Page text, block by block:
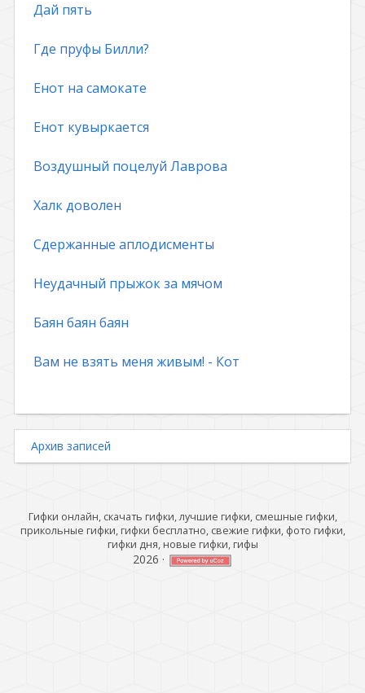
Дай пять
Где пруфы Билли?
Енот на самокате
Енот кувыркается
Воздушный поцелуй Лаврова
Халк доволен
Сдержанные аплодисменты
Неудачный прыжок за мячом
Баян баян баян
Вам не взять меня живым! - Кот
Архив записей
Гифки онлайн, скачать гифки, лучшие гифки, смешные гифки,
прикольные гифки, гифки бесплатно, свежие гифки, фото гифки,
гифки дня, новые гифки, гифы
2026 ·